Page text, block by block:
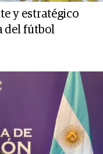
y estratégico
del fútbol